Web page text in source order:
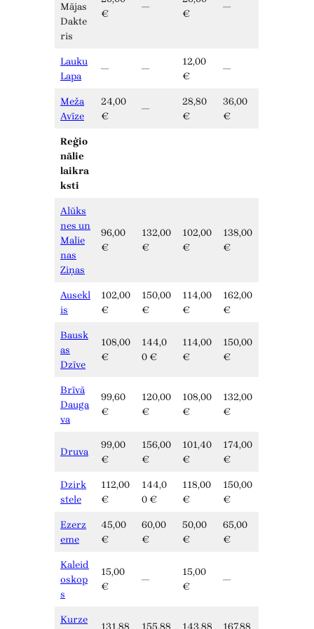
Mājas
Dakte
ris
€
—
€
—
Lauku
Lapa
— —
12,00
€
—
Meža
Avīze
24,00
€
—
28,80
€
36,00
€
Reģio
nālie
laikra
ksti
Alūks
nes un
Malie
nas
Ziņas
96,00
€
132,00
€
102,00
€
138,00
€
Ausekl
is
102,00
€
150,00
€
114,00
€
162,00
€
Bausk
as
Dzīve
108,00
€
144,0
0 €
114,00
€
150,00
€
Brīvā
Dauga
va
99,60
€
120,00
€
108,00
€
132,00
€
Druva
99,00
€
156,00
€
101,40
€
174,00
€
Dzirk
stele
112,00
€
144,0
0 €
118,00
€
150,00
€
Ezerz
eme
45,00
€
60,00
€
50,00
€
65,00
€
Kaleid
oskop
s
15,00
€
—
15,00
€
—
Kurze